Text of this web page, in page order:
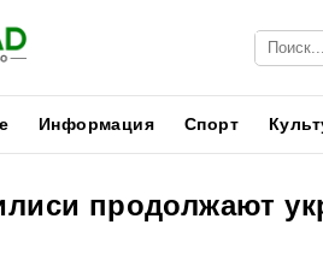
Информация Спорт
продолжают